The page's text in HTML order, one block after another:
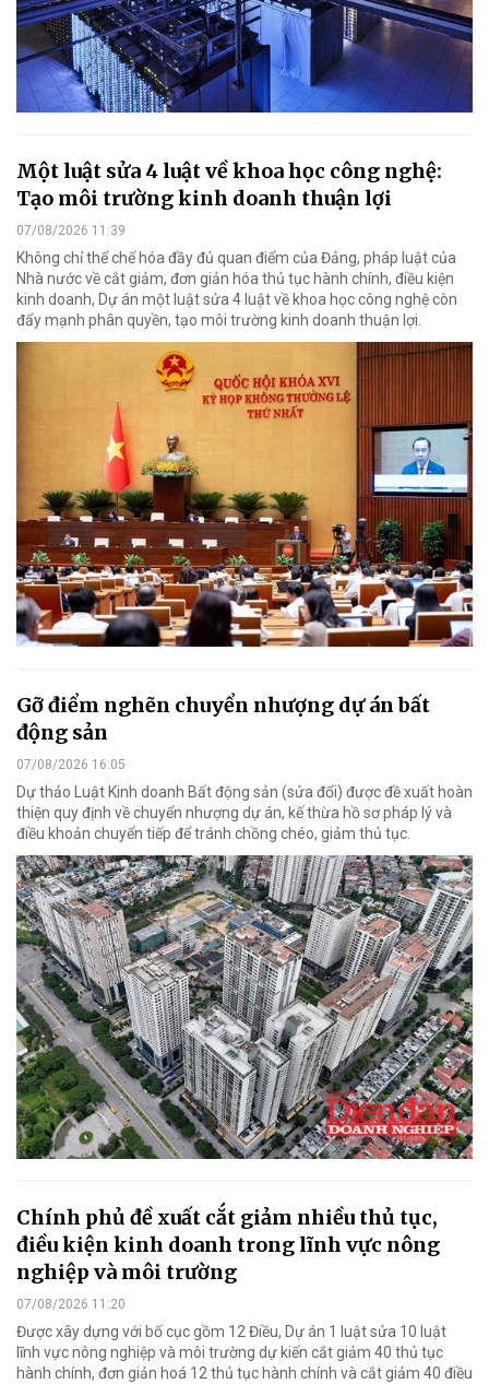
Một luật sửa 4 luật về khoa học công nghệ:
Tạo môi trường kinh doanh thuận lợi
07/08/2026 11:39
Không chỉ thể chế hóa đầy đủ quan điểm của Đảng, pháp luật của
Nhà nước về cắt giảm, đơn giản hóa thủ tục hành chính, điều kiện
kinh doanh, Dự án một luật sửa 4 luật về khoa học công nghệ còn
đẩy mạnh phân quyền, tạo môi trường kinh doanh thuận lợi.
Gỡ điểm nghẽn chuyển nhượng dự án bất
động sản
07/08/2026 16:05
Dự thảo Luật Kinh doanh Bất động sản (sửa đổi) được đề xuất hoàn
thiện quy định về chuyển nhượng dự án, kế thừa hồ sơ pháp lý và
điều khoản chuyển tiếp để tránh chồng chéo, giảm thủ tục.
Chính phủ đề xuất cắt giảm nhiều thủ tục,
điều kiện kinh doanh trong lĩnh vực nông
nghiệp và môi trường
07/08/2026 11:20
Được xây dựng với bố cục gồm 12 Điều, Dự án 1 luật sửa 10 luật
lĩnh vực nông nghiệp và môi trường dự kiến cắt giảm 40 thủ tục
hành chính, đơn giản hoá 12 thủ tục hành chính và cắt giảm 40 điều